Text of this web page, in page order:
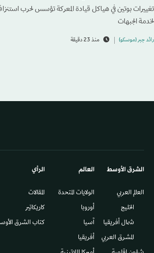
تغييرات بوتين في هياكل قيادة المعركة تؤسس لحرب
لخدمة الجبهات
رائد جبر (موسكو) منذ 23 دقيقة
الشرق الأوسط​
العالم العربي
الخليج
شمال أفريقيا
المشرق العربي
العالم
الولايات المتحدة
أوروبا
آسيا
أفريقيا
الرأي
المقالات
كاريكاتير
كتاب الشرق